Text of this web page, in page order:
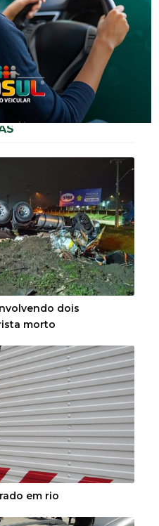
dois
morto
em rio